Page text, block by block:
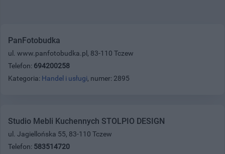
PanFotobudka
ul. www.panfotobudka.pl, 83-110 Tczew
Telefon: 694200258
Kategoria: Handel i usługi, numer: 2895
Studio Mebli Kuchennych STOLPIO DESIGN
ul. Jagiellońska 55, 83-110 Tczew
Telefon: 583514720